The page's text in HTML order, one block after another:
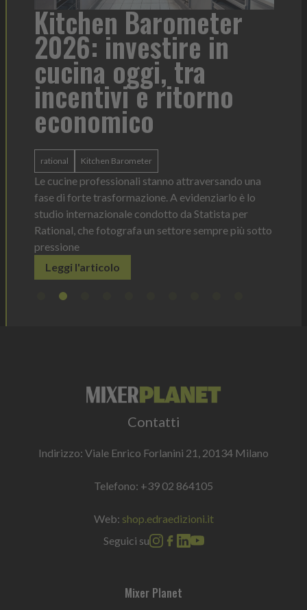
Kitchen Barometer
2026: investire in
cucina oggi, tra
incentivi e ritorno
economico
rational Kitchen Barometer
Le cucine professionali stanno attraversando una
fase di forte trasformazione. A evidenziarlo è lo
studio internazionale condotto da Statista per
Rational, che fotografa un settore sempre più sotto
pressione
Leggi l'articolo
Contatti
Indirizzo: Viale Enrico Forlanini 21, 20134 Milano
Telefono: +39 02 864105
Web: shop.edraedizioni.it
Seguici su
Mixer Planet